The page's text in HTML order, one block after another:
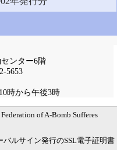
ンター6階
5653
時から午後3時
of A-Bomb Sufferes
バルサイン発行のSSL電子証明書